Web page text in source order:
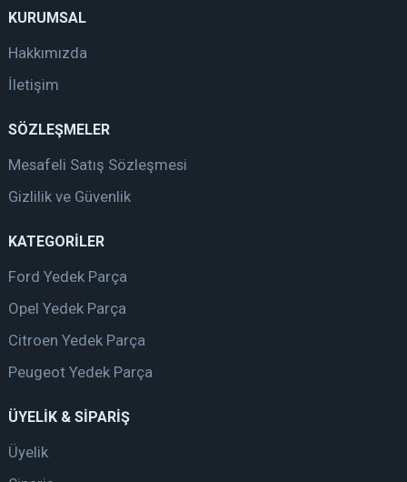
KURUMSAL
Hakkımızda
İletişim
SÖZLEŞMELER
Mesafeli Satış Sözleşmesi
Gizlilik ve Güvenlik
KATEGORİLER
Ford Yedek Parça
Opel Yedek Parça
Citroen Yedek Parça
Peugeot Yedek Parça
ÜYELİK & SİPARİŞ
Üyelik